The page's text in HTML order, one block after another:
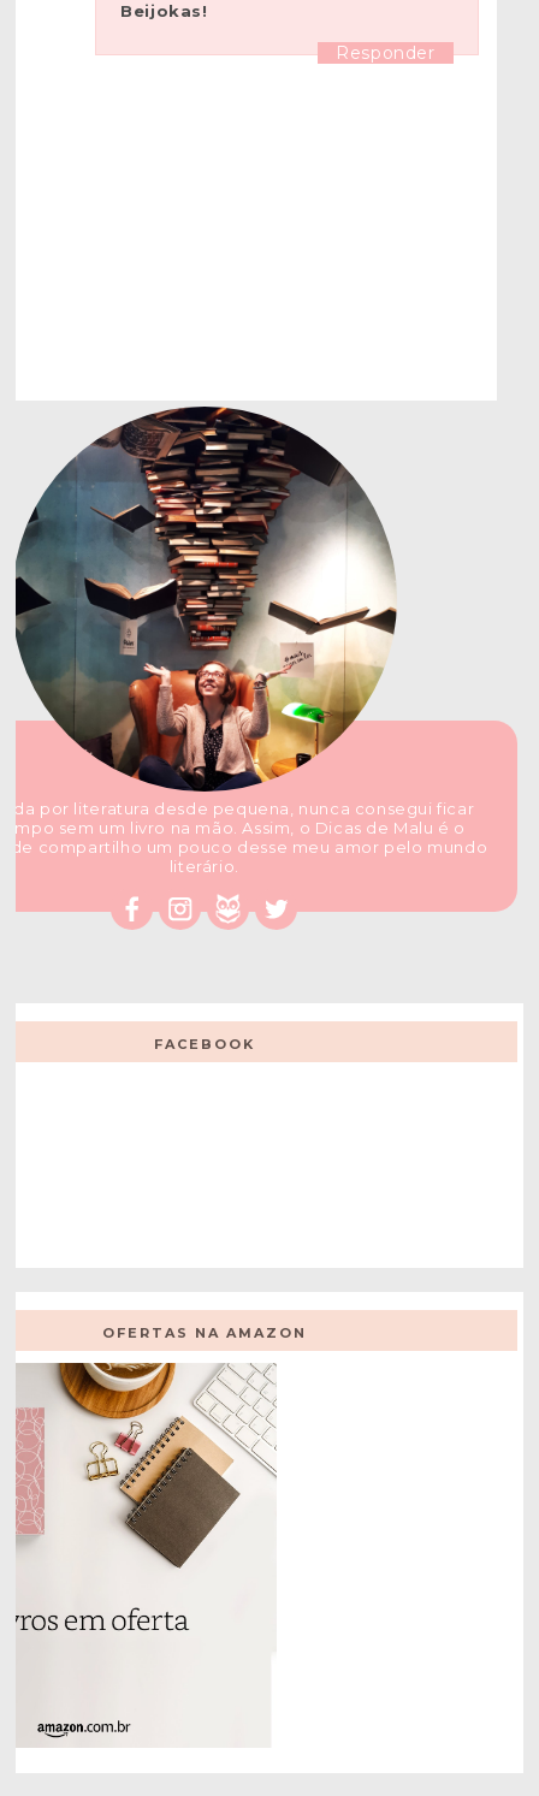
Beijokas!
Responder
por literatura desde pequena, nunca consegui ficar
sem um livro na mão. Assim, o Dicas de Malu é o
compartilho um pouco desse meu amor pelo mundo
literário.
FACEBOOK
OFERTAS NA AMAZON